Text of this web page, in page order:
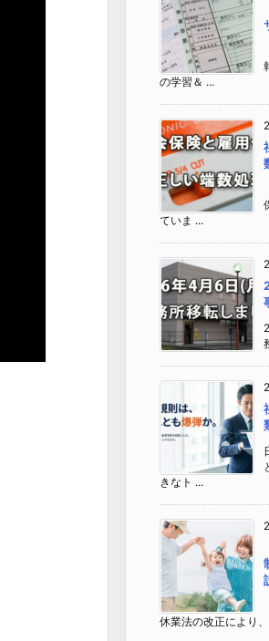
の学習＆ ...
ていま ...
きなト ...
休業法の改正により